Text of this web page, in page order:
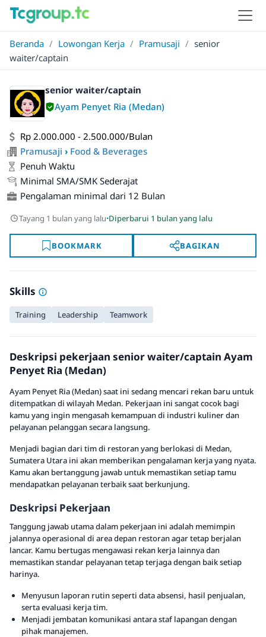
Beranda / Lowongan Kerja / Pramusaji / senior
waiter/captain
senior waiter/captain
Ayam Penyet Ria (Medan)
Rp 2.000.000 - 2.500.000/Bulan
Pramusaji › Food & Beverages
Penuh Waktu
Minimal SMA/SMK Sederajat
Pengalaman minimal dari 12 Bulan
Tayang 1 bulan yang lalu·Diperbarui 1 bulan yang lalu
BOOKMARK BAGIKAN
Skills
Training Leadership Teamwork
Deskripsi pekerjaan senior waiter/captain Ayam
Penyet Ria (Medan)
Ayam Penyet Ria (Medan) saat ini sedang mencari rekan baru untuk
ditempatkan di wilayah Medan. Pekerjaan ini sangat cocok bagi
kamu yang ingin mengasah kemampuan di industri kuliner dan
pelayanan pelanggan secara langsung.
Menjadi bagian dari tim di restoran yang berlokasi di Medan,
Sumatera Utara ini akan memberikan pengalaman kerja yang nyata.
Kamu akan bertanggung jawab untuk memastikan setiap tamu
mendapatkan pelayanan terbaik saat berkunjung.
Deskripsi Pekerjaan
Tanggung jawab utama dalam pekerjaan ini adalah memimpin
jalannya operasional di area depan restoran agar tetap berjalan
lancar. Kamu bertugas mengawasi rekan kerja lainnya dan
memastikan standar pelayanan tetap terjaga dengan baik setiap
harinya.
Menyusun laporan rutin seperti data absensi, hasil penjualan,
serta evaluasi kerja tim.
Menjadi jembatan komunikasi antara staf lapangan dengan
pihak manajemen.